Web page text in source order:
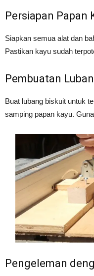
Persiapan Papan
Siapkan semua alat dan
Pastikan kayu sudah
Pembuatan
Buat lubang biskuit untuk
samping papan kayu.
Pengeleman